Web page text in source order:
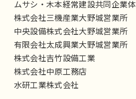
ムサシ・木本経常建設共同企業体
株式会社三機産業大野城営業所
中央設備株式会社大野城営業所
有限会社太成興業大野城営業所
株式会社吉竹設備工業
株式会社中原工務店
水研工業株式会社